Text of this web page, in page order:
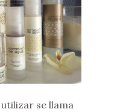
utilizar se llama